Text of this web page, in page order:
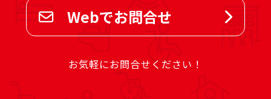
Webでお問合せ
お気軽にお問合せください！